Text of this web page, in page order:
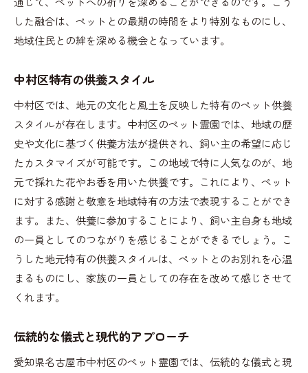
した融合は、ペットとの最期の時間をより特別なものにし、
地域住民との絆を深める機会となっています。
中村区特有の供養スタイル
中村区では、地元の文化と風土を反映した特有のペット供養
スタイルが存在します。中村区のペット霊園では、地域の歴
史や文化に基づく供養方法が提供され、飼い主の希望に応じ
たカスタマイズが可能です。この地域で特に人気なのが、地
元で採れた花やお香を用いた供養です。これにより、ペット
に対する感謝と敬意を地域特有の方法で表現することができ
ます。また、供養に参加することにより、飼い主自身も地域
の一員としてのつながりを感じることができるでしょう。こ
うした地元特有の供養スタイルは、ペットとのお別れを心温
まるものにし、家族の一員としての存在を改めて感じさせて
くれます。
伝統的な儀式と現代的アプローチ
愛知県名古屋市中村区のペット霊園では、伝統的な儀式と現